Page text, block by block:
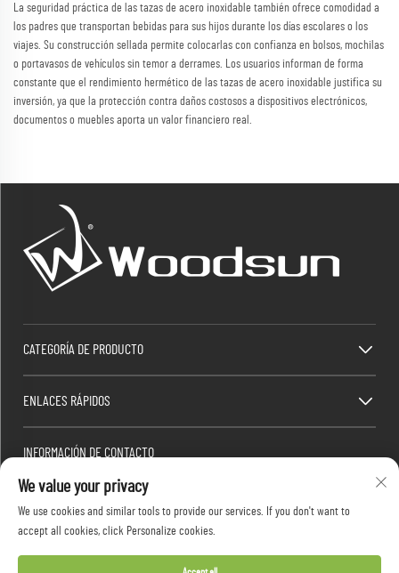
La seguridad práctica de las tazas de acero inoxidable también ofrece comodidad a
los padres que transportan bebidas para sus hijos durante los días escolares o los
viajes. Su construcción sellada permite colocarlas con confianza en bolsos, mochilas
o portavasos de vehículos sin temor a derrames. Los usuarios informan de forma
constante que el rendimiento hermético de las tazas de acero inoxidable justifica su
inversión, ya que la protección contra daños costosos a dispositivos electrónicos,
documentos o muebles aporta un valor financiero real.
CATEGORÍA DE PRODUCTO
ENLACES RÁPIDOS
INFORMACIÓN DE CONTACTO
Factory/Office add : Zona Industrial Dawang, Ciudad Heshan (al sur de la Carretera
Correo electrónico:[email protected]
Tel.: +86-13376626036
We value your privacy
We use cookies and similar tools to provide our services. If you don't want to
accept all cookies, click Personalize cookies.